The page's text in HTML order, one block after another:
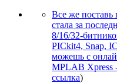
Все же
стала за
8/16/32-
PICkit4, Snap,
можешь с
MPLAB Xpress
ссылка)